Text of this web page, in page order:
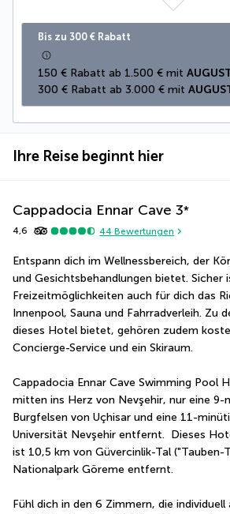
Bis zu 300 € Rabatt
150 € Rabatt ab 1.500 € mit
300 € Rabatt ab 3.000 € mit
Ihre Reise beginnt hier
Cappadocia Ennar Cave 3*
4,6 44 Bewertungen
Entspann dich im Wellnessbereich, der
und Gesichtsbehandlungen bietet. Sicher
Freizeitmöglichkeiten auch für dich das
Innenpool, Sauna und Fahrradverleih. Zu
dieses Hotel bietet, gehören zudem
Concierge-Service und ein Skiraum.
Cappadocia Ennar Cave Swimming Pool
mitten ins Herz von Nevşehir, nur eine 9-
Burgfelsen von Uçhisar und eine 11-
Universität Nevşehir entfernt.  Dieses
ist 10,5 km von Güvercinlik-Tal ("Tauben-
Nationalpark Göreme entfernt.
Fühl dich in den 6 Zimmern, die